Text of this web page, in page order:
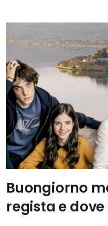
Buongiorno
regista e